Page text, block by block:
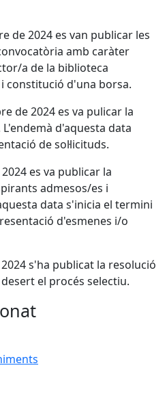
de 2024 es van publicar les
amb caràter
a de la biblioteca
constitució d'una borsa.
de 2024 es va pulicar la
d'aquesta data
de sol·licituds.
es va publicar la
admesos/es i
data s'inicia el termini
d'esmenes i/o
s'ha publicat la resolució
el procés selectiu.